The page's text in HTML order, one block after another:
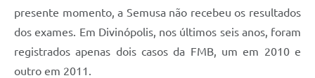
presente momento, a Semusa não recebeu os resultados
dos exames. Em Divinópolis, nos últimos seis anos, foram
registrados apenas dois casos da FMB, um em 2010 e
outro em 2011.